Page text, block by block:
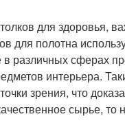
для здоровья,
для полотна
различных сферах
интерьера.
зрения, что
сырье, то